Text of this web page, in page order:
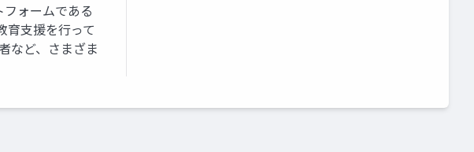
ォームである
育支援を行って
など、さまざま